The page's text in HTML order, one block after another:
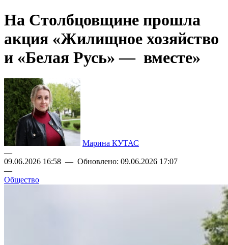
На Столбцовщине прошла
акция «Жилищное хозяйство
и «Белая Русь» — вместе»
Марина КУТАС
—
09.06.2026 16:58 — Обновлено: 09.06.2026 17:07
—
Общество